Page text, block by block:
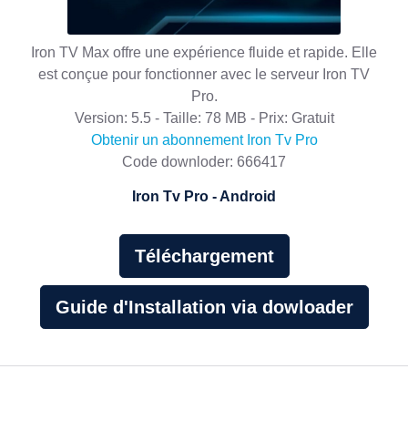
Iron TV Max offre une expérience fluide et rapide. Elle
est conçue pour fonctionner avec le serveur Iron TV
Pro.
Version: 5.5 - Taille: 78 MB - Prix: Gratuit
Obtenir un abonnement Iron Tv Pro
Code downloder: 666417
Iron Tv Pro - Android
Téléchargement
Guide d'Installation via dowloader